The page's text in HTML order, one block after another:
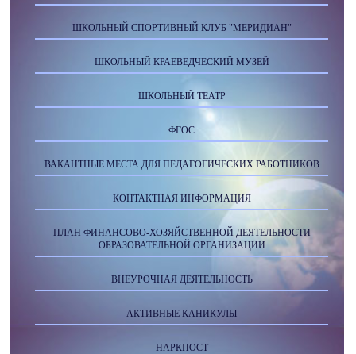
ШКОЛЬНЫЙ СПОРТИВНЫЙ КЛУБ "МЕРИДИАН"
ШКОЛЬНЫЙ КРАЕВЕДЧЕСКИЙ МУЗЕЙ
ШКОЛЬНЫЙ ТЕАТР
ФГОС
ВАКАНТНЫЕ МЕСТА ДЛЯ ПЕДАГОГИЧЕСКИХ РАБОТНИКОВ
КОНТАКТНАЯ ИНФОРМАЦИЯ
ПЛАН ФИНАНСОВО-ХОЗЯЙСТВЕННОЙ ДЕЯТЕЛЬНОСТИ
ОБРАЗОВАТЕЛЬНОЙ ОРГАНИЗАЦИИ
ВНЕУРОЧНАЯ ДЕЯТЕЛЬНОСТЬ
АКТИВНЫЕ КАНИКУЛЫ
НАРКПОСТ